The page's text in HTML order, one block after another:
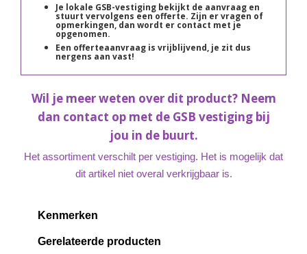
Je lokale GSB-vestiging bekijkt de aanvraag en
stuurt vervolgens een offerte. Zijn er vragen of
opmerkingen, dan wordt er contact met je
opgenomen.
Een offerteaanvraag is vrijblijvend, je zit dus
nergens aan vast!
Wil je meer weten over dit product? Neem
dan contact op met de GSB vestiging bij
jou in de buurt.
Het assortiment verschilt per vestiging. Het is mogelijk dat
dit artikel niet overal verkrijgbaar is.
Kenmerken
Gerelateerde producten